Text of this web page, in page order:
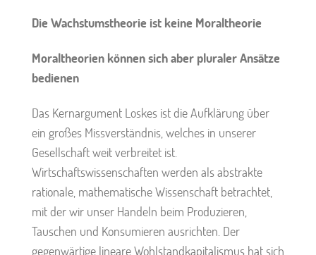
Die Wachstumstheorie ist keine Moraltheorie
Moraltheorien können sich aber pluraler Ansätze
bedienen
Das Kernargument Loskes ist die Aufklärung über
ein großes Missverständnis, welches in unserer
Gesellschaft weit verbreitet ist.
Wirtschaftswissenschaften werden als abstrakte
rationale, mathematische Wissenschaft betrachtet,
mit der wir unser Handeln beim Produzieren,
Tauschen und Konsumieren ausrichten. Der
gegenwärtige lineare Wohlstandkapitalismus hat sich